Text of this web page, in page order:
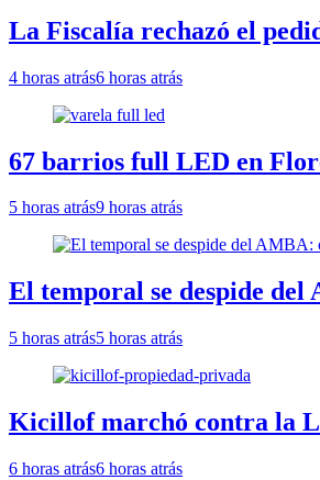
La Fiscalía rechazó el
4 horas atrás6 horas atrás
67 barrios full LED en
5 horas atrás9 horas atrás
El temporal se despide
5 horas atrás5 horas atrás
Kicillof marchó contra la
6 horas atrás6 horas atrás